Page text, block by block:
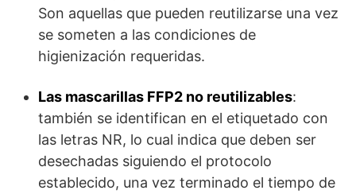
Son aquellas que pueden reutilizarse una vez
se someten a las condiciones de
higienización requeridas.
Las mascarillas FFP2 no reutilizables:
también se identifican en el etiquetado con
las letras NR, lo cual indica que deben ser
desechadas siguiendo el protocolo
establecido, una vez terminado el tiempo de